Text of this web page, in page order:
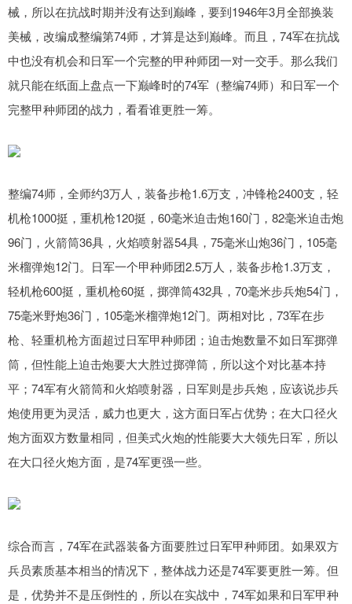
械，所以在抗战时期并没有达到巅峰，要到1946年3月全部换装
美械，改编成整编第74师，才算是达到巅峰。而且，74军在抗战
中也没有机会和日军一个完整的甲种师团一对一交手。那么我们
就只能在纸面上盘点一下巅峰时的74军（整编74师）和日军一个
完整甲种师团的战力，看看谁更胜一筹。
整编74师，全师约3万人，装备步枪1.6万支，冲锋枪2400支，轻
机枪1000挺，重机枪120挺，60毫米迫击炮160门，82毫米迫击炮
96门，火箭筒36具，火焰喷射器54具，75毫米山炮36门，105毫
米榴弹炮12门。日军一个甲种师团2.5万人，装备步枪1.3万支，
轻机枪600挺，重机枪60挺，掷弹筒432具，70毫米步兵炮54门，
75毫米野炮36门，105毫米榴弹炮12门。两相对比，73军在步
枪、轻重机枪方面超过日军甲种师团；迫击炮数量不如日军掷弹
筒，但性能上迫击炮要大大胜过掷弹筒，所以这个对比基本持
平；74军有火箭筒和火焰喷射器，日军则是步兵炮，应该说步兵
炮使用更为灵活，威力也更大，这方面日军占优势；在大口径火
炮方面双方数量相同，但美式火炮的性能要大大领先日军，所以
在大口径火炮方面，是74军更强一些。
综合而言，74军在武器装备方面要胜过日军甲种师团。如果双方
兵员素质基本相当的情况下，整体战力还是74军要更胜一筹。但
是，优势并不是压倒性的，所以在实战中，74军如果和日军甲种